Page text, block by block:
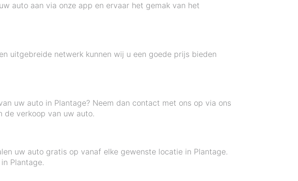
auto aan via onze app en ervaar het gemak van het
uitgebreide netwerk kunnen wij u een goede prijs bieden
uw auto in Plantage? Neem dan contact met ons op via ons
de verkoop van uw auto.
uw auto gratis op vanaf elke gewenste locatie in Plantage.
Plantage.